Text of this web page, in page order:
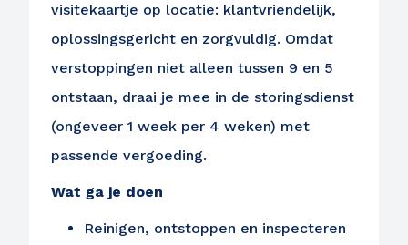
visitekaartje op locatie: klantvriendelijk,
oplossingsgericht en zorgvuldig. Omdat
verstoppingen niet alleen tussen 9 en 5
ontstaan, draai je mee in de storingsdienst
(ongeveer 1 week per 4 weken) met
passende vergoeding.
Wat ga je doen
Reinigen, ontstoppen en inspecteren